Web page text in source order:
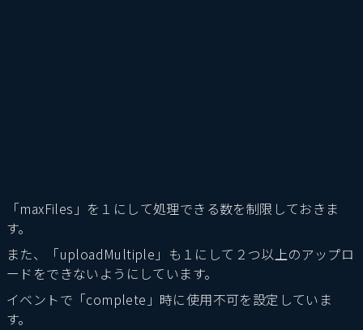
「maxFiles」を１にして処理できる数を制限しておきま
す。
また、「uploadMultiple」も１にして２つ以上のアップロ
ードをできないようにしています。
イベントで「complete」時に使用不可を設定していま
す。